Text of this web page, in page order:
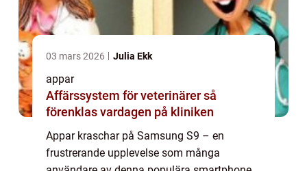
03 mars 2026 Julia Ekk
appar
Affärssystem för veterinärer så
förenklas vardagen på kliniken
Appar kraschar på Samsung S9 – en
frustrerande upplevelse som många